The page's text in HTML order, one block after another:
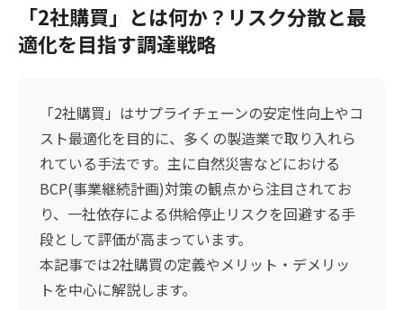
「2社購買」とは何か？リスク分散と最
適化を目指す調達戦略
「2社購買」はサプライチェーンの安定性向上やコ
スト最適化を目的に、多くの製造業で取り入れら
れている手法です。主に自然災害などにおける
BCP(事業継続計画)対策の観点から注目されてお
り、一社依存による供給停止リスクを回避する手
段として評価が高まっています。
本記事では2社購買の定義やメリット・デメリッ
トを中心に解説します。